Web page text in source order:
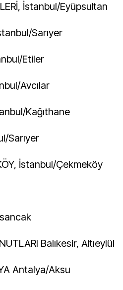
İstanbul/Eyüpsultan
Sarıyer
Etiler
Avcılar
Kağıthane
Sarıyer
İstanbul/Çekmeköy
Balıkesir, Altıeylül
Antalya/Aksu